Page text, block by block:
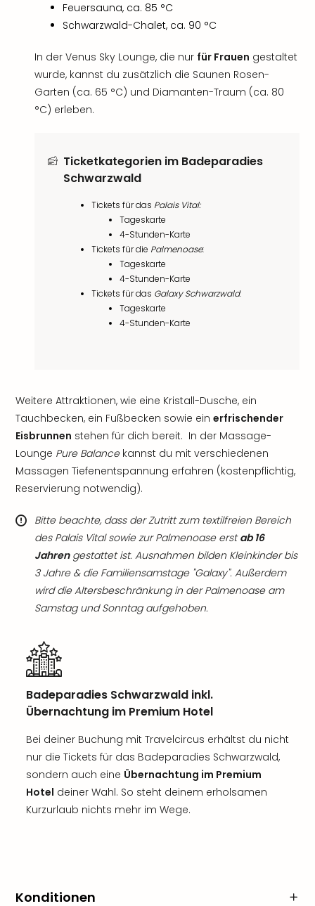
Feuersauna, ca. 85 °C
Schwarzwald-Chalet, ca. 90 °C
In der Venus Sky Lounge, die nur für Frauen gestaltet
wurde, kannst du zusätzlich die Saunen Rosen-
Garten (ca. 65 °C) und Diamanten-Traum (ca. 80
°C) erleben.
Ticketkategorien im Badeparadies
Schwarzwald
Tickets für das Palais Vital:
Tageskarte
4-Stunden-Karte
Tickets für die Palmenoase:
Tageskarte
4-Stunden-Karte
Tickets für das Galaxy Schwarzwald:
Tageskarte
4-Stunden-Karte
Weitere Attraktionen, wie eine Kristall-Dusche, ein
Tauchbecken, ein Fußbecken sowie ein erfrischender
Eisbrunnen stehen für dich bereit. In der Massage-
Lounge Pure Balancekannst du mit verschiedenen
Massagen Tiefenentspannung erfahren (kostenpflichtig,
Reservierung notwendig).
Bitte beachte, dass der Zutritt zum textilfreien Bereich
des Palais Vital sowie zur Palmenoase erstab 16
Jahrengestattet ist. Ausnahmen bilden Kleinkinder bis
3 Jahre & die Familiensamstage "Galaxy". Außerdem
wird die Altersbeschränkung in der Palmenoase am
Samstag und Sonntag aufgehoben.
Badeparadies Schwarzwald inkl.
Übernachtung im Premium Hotel
Bei deiner Buchung mit Travelcircus erhältst du nicht
nur die Tickets für das Badeparadies Schwarzwald,
sondern auch eine Übernachtung im Premium
Hotel deiner Wahl. So steht deinem erholsamen
Kurzurlaub nichts mehr im Wege.
Konditionen